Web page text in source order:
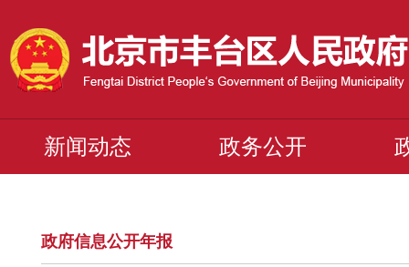
新闻动态 政务公开
政府信息公开年报